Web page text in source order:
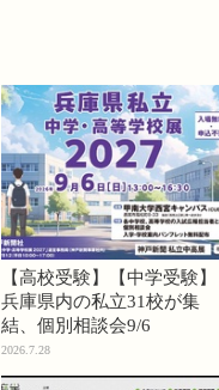
【高校受験】【中学受験】
兵庫県内の私立31校が集
結、個別相談会9/6
2026.7.28